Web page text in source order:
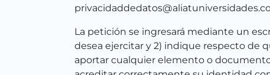
La petición se ingresará mediante un
desea ejercitar y 2) indique respecto de
aportar cualquier elemento o